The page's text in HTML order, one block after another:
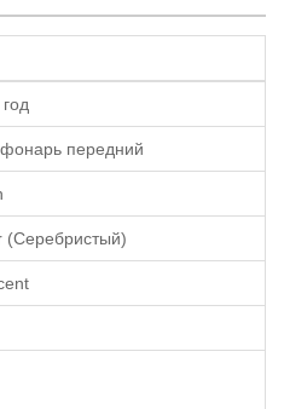
передний
(Серебристый)